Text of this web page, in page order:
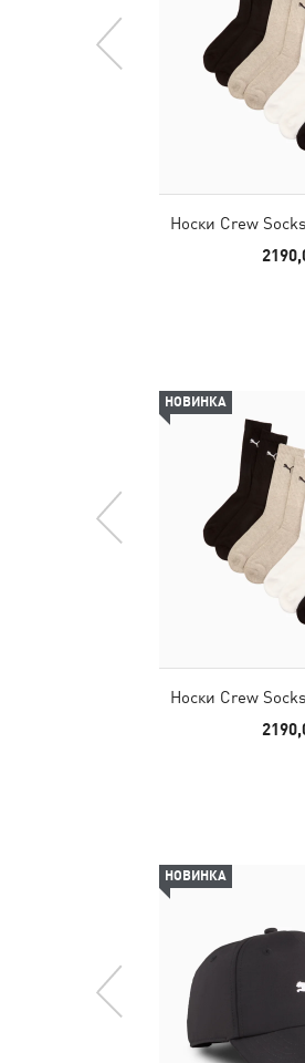
Носки Crew
НОВИНКА
Носки Crew
НОВИНКА